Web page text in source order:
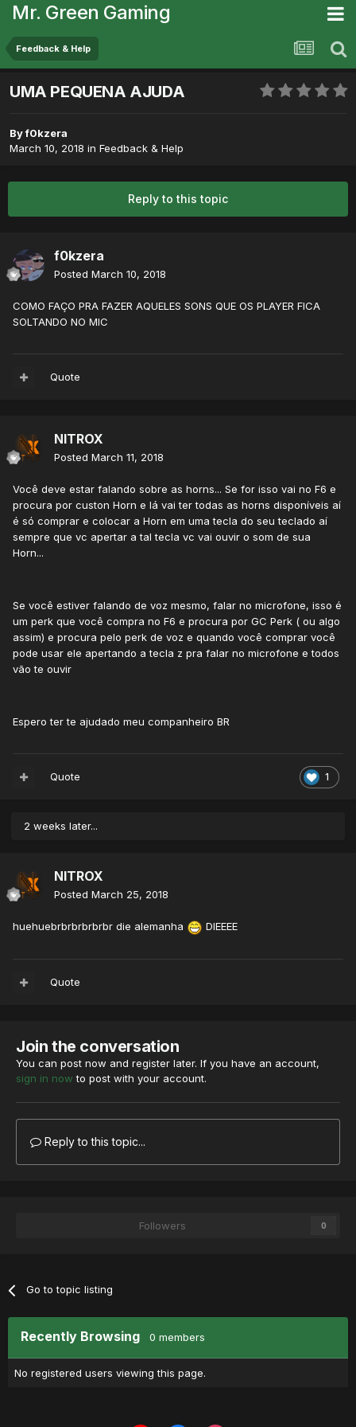
Mr. Green Gaming
Feedback & Help
UMA PEQUENA AJUDA
Byf0kzera
March 10, 2018 in Feedback & Help
Reply to this topic
f0kzera
Posted March 10, 2018
COMO FAÇO PRA FAZER AQUELES SONS QUE OS PLAYER FICA
SOLTANDO NO MIC
Quote
NITROX
Posted March 11, 2018
Você deve estar falando sobre as horns... Se for isso vai no F6 e
procura por custon Horn e lá vai ter todas as horns disponíveis aí
é só comprar e colocar a Horn em uma tecla do seu teclado aí
sempre que vc apertar a tal tecla vc vai ouvir o som de sua
Horn...
Se você estiver falando de voz mesmo, falar no microfone, isso é
um perk que você compra no F6 e procura por GC Perk ( ou algo
assim) e procura pelo perk de voz e quando você comprar você
pode usar ele apertando a tecla z pra falar no microfone e todos
vão te ouvir
Espero ter te ajudado meu companheiro BR
1
Quote
2 weeks later...
NITROX
Posted March 25, 2018
huehuebrbrbrbrbrbr die alemanha DIEEEE
Quote
Join the conversation
You can post now and register later. If you have an account,
sign in now to post with your account.
Reply to this topic...
Followers 0
Go to topic listing
Recently Browsing 0 members
No registered users viewing this page.